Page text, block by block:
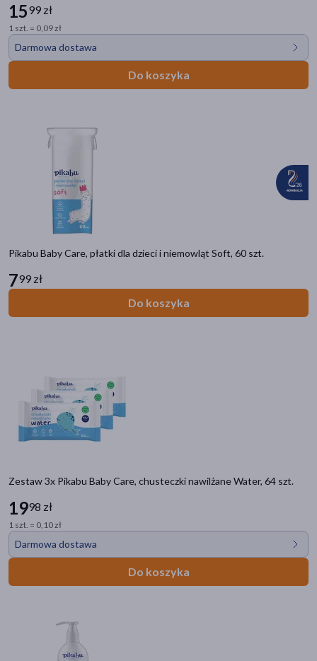
1599 zł
1 szt. = 0,09 zł
Darmowa dostawa
Do koszyka
Pikabu Baby Care, płatki dla dzieci i niemowląt Soft, 60 szt.
799 zł
Do koszyka
Zestaw 3x Pikabu Baby Care, chusteczki nawilżane Water, 64 szt.
1998 zł
1 szt. = 0,10 zł
Darmowa dostawa
Do koszyka